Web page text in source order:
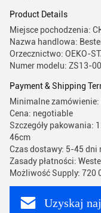
Product Details
Miejsce pochodzenia:
Nazwa handlowa:
Orzecznictwo: OEKO-
Numer modelu: ZS13-
Payment & Shipping
Minimalne zamówienie:
Cena: negotiable
Szczegóły pakowania:
46cm
Czas dostawy: 5-45 dni
Zasady płatności:
Możliwość Supply: 720
Uzyskaj